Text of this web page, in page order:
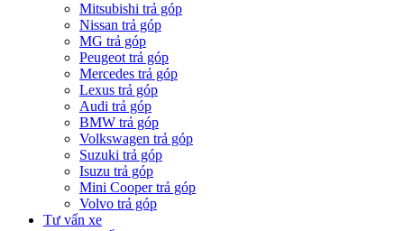
Mitsubishi trả góp
Nissan trả góp
MG trả góp
Peugeot trả góp
Mercedes trả góp
Lexus trả góp
Audi trả góp
BMW trả góp
Volkswagen trả góp
Suzuki trả góp
Isuzu trả góp
Mini Cooper trả góp
Volvo trả góp
Tư vấn xe